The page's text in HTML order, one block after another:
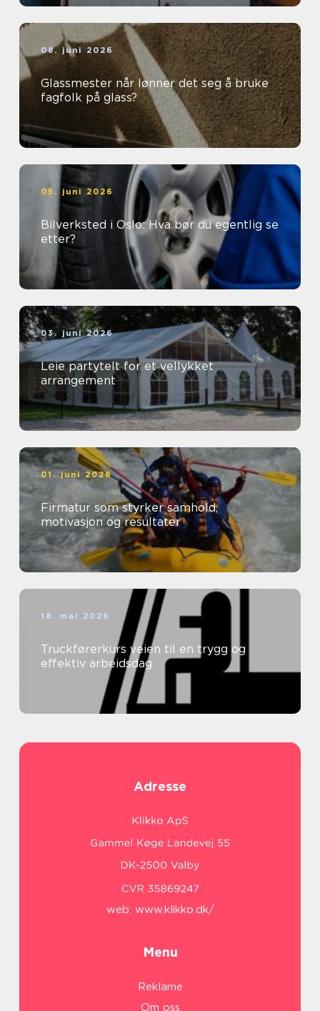
08. juni 2026
Glassmester når lønner det seg å bruke
fagfolk på glass?
05. juni 2026
Bilverksted i Oslo: Hva bør du egentlig se
etter?
03. juni 2026
Leie partytelt for et vellykket
arrangement
01. juni 2026
Firmatur som styrker samhold,
motivasjon og resultater
18. mai 2026
Truckførerkurs veien til en trygg og
effektiv arbeidsdag
Adresse
web: www.klikko.dk/
Menu
Reklame
Om oss